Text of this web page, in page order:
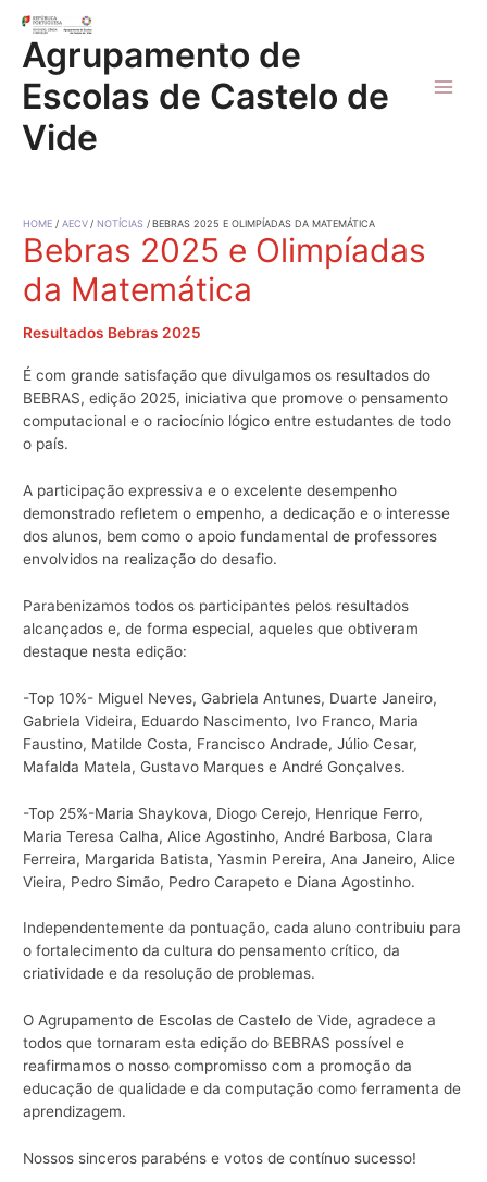
content
Agrupamento de
Escolas de Castelo de
Vide
HOME AECV NOTÍCIAS BEBRAS 2025 E OLIMPÍADAS DA MATEMÁTICA
Bebras 2025 e Olimpíadas
da Matemática
Resultados Bebras 2025
É com grande satisfação que divulgamos os resultados do
BEBRAS, edição 2025, iniciativa que promove o pensamento
computacional e o raciocínio lógico entre estudantes de todo
o país.
A participação expressiva e o excelente desempenho
demonstrado refletem o empenho, a dedicação e o interesse
dos alunos, bem como o apoio fundamental de professores
envolvidos na realização do desafio.
Parabenizamos todos os participantes pelos resultados
alcançados e, de forma especial, aqueles que obtiveram
destaque nesta edição:
-Top 10%- Miguel Neves, Gabriela Antunes, Duarte Janeiro,
Gabriela Videira, Eduardo Nascimento, Ivo Franco, Maria
Faustino, Matilde Costa, Francisco Andrade, Júlio Cesar,
Mafalda Matela, Gustavo Marques e André Gonçalves.
-Top 25%-Maria Shaykova, Diogo Cerejo, Henrique Ferro,
Maria Teresa Calha, Alice Agostinho, André Barbosa, Clara
Ferreira, Margarida Batista, Yasmin Pereira, Ana Janeiro, Alice
Vieira, Pedro Simão, Pedro Carapeto e Diana Agostinho.
Independentemente da pontuação, cada aluno contribuiu para
o fortalecimento da cultura do pensamento crítico, da
criatividade e da resolução de problemas.
O Agrupamento de Escolas de Castelo de Vide, agradece a
todos que tornaram esta edição do BEBRAS possível e
reafirmamos o nosso compromisso com a promoção da
educação de qualidade e da computação como ferramenta de
aprendizagem.
Nossos sinceros parabéns e votos de contínuo sucesso!